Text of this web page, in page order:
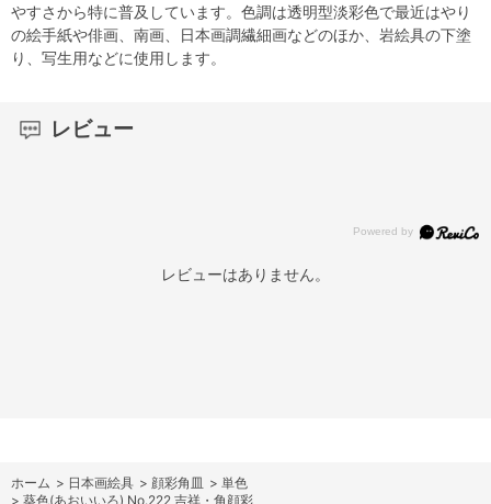
やすさから特に普及しています。色調は透明型淡彩色で最近はやり
の絵手紙や俳画、南画、日本画調繊細画などのほか、岩絵具の下塗
り、写生用などに使用します。
レビュー
レビューはありません。
ホーム > 日本画絵具 > 顔彩角皿 > 単色
> 葵色(あおいいろ) No.222 吉祥・角顔彩